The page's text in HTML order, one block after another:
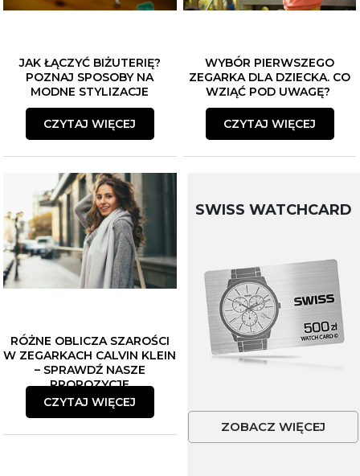
JAK ŁĄCZYĆ BIŻUTERIĘ?
POZNAJ SPOSOBY NA
MODNE STYLIZACJE
CZYTAJ WIĘCEJ
WYBÓR PIERWSZEGO
ZEGARKA DLA DZIECKA. CO
WZIĄĆ POD UWAGĘ?
CZYTAJ WIĘCEJ
RÓŻNE OBLICZA SZAROŚCI
W ZEGARKACH CALVIN KLEIN
– SPRAWDŹ NASZE
PROPOZYCJE
CZYTAJ WIĘCEJ
SWISS WATCHCARD
ZOBACZ WIĘCEJ